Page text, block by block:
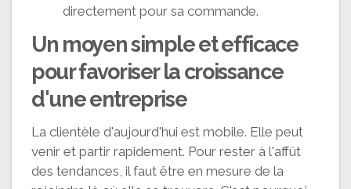
directement pour sa commande.
Un moyen simple et efficace
pour favoriser la croissance
d'une entreprise
La clientèle d'aujourd'hui est mobile. Elle peut
venir et partir rapidement. Pour rester à l'affût
des tendances, il faut être en mesure de la